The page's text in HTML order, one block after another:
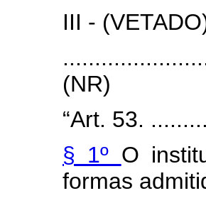
III -
(NR)
“Art. 53.
§ 1º O
formas